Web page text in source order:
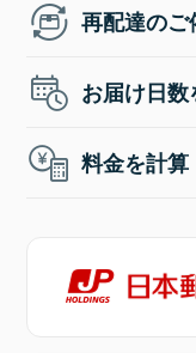
再配達のご
お届け日数
料金を計算